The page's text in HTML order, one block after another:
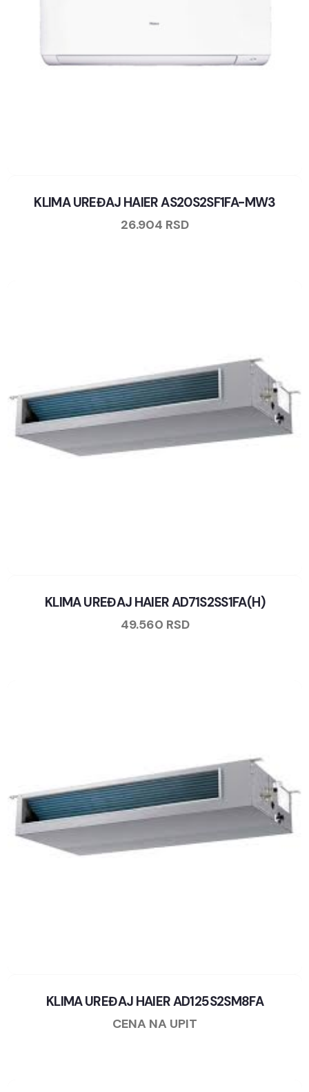
KLIMA UREĐAJ HAIER AS20S2SF1FA-MW3
26.904 RSD
KLIMA UREĐAJ HAIER AD71S2SS1FA(H)
49.560 RSD
KLIMA UREĐAJ HAIER AD125S2SM8FA
CENA NA UPIT